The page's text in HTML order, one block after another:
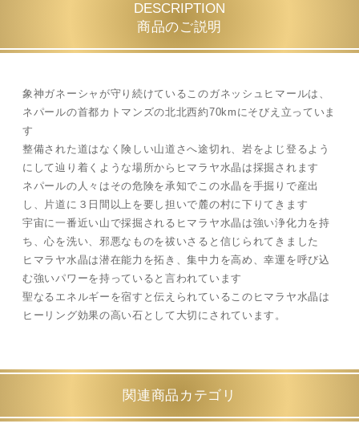
DESCRIPTION
商品のご説明
象神ガネーシャが守り続けているこのガネッシュヒマールは、
ネパールの首都カトマンズの北北西約70kmにそびえ立っていま
す
整備された道はなく険しい山道さへ途切れ、岩をよじ登るよう
にして辿り着くような場所からヒマラヤ水晶は採掘されます
ネパールの人々はその危険を承知でこの水晶を手掘りで産出
し、片道に３日間以上を要し担いで麓の村に下りてきます
宇宙に一番近い山で採掘されるヒマラヤ水晶は強い浄化力を持
ち、心を洗い、邪悪なものを祓いさると信じられてきました
ヒマラヤ水晶は潜在能力を拓き、集中力を高め、幸運を呼び込
む強いパワーを持っていると言われています
聖なるエネルギーを宿すと伝えられているこのヒマラヤ水晶は
ヒーリング効果の高い石として大切にされています。
関連商品カテゴリ